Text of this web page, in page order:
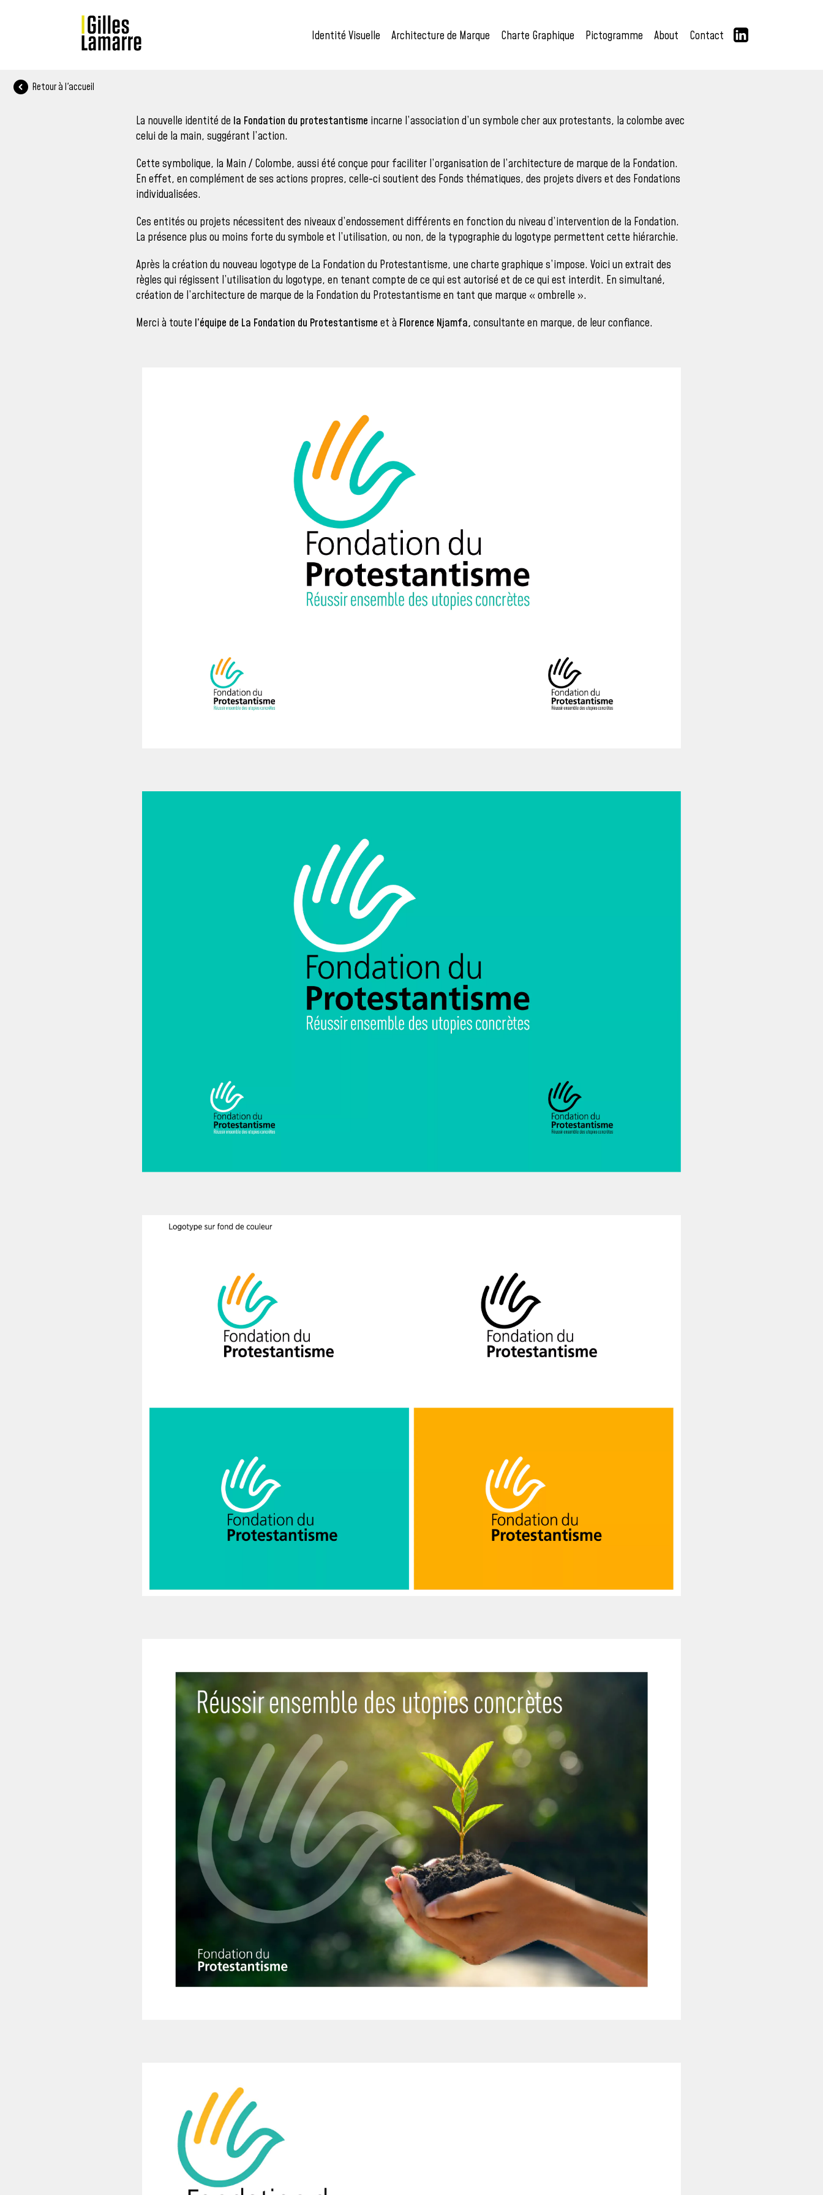
Identité Visuelle Architecture de Marque Charte Graphique Pictogramme About Contact
Retour à l'accueil
La nouvelle identité de la Fondation du protestantisme incarne l’association d’un symbole cher aux protestants, la colombe avec
celui de la main, suggérant l’action.
Cette symbolique, la Main / Colombe, aussi été conçue pour faciliter l’organisation de l’architecture de marque de la Fondation.
En effet, en complément de ses actions propres, celle-ci soutient des Fonds thématiques, des projets divers et des Fondations
individualisées.
Ces entités ou projets nécessitent des niveaux d’endossement différents en fonction du niveau d’intervention de la Fondation.
La présence plus ou moins forte du symbole et l’utilisation, ou non, de la typographie du logotype permettent cette hiérarchie.
Après la création du nouveau logotype de La Fondation du Protestantisme, une charte graphique s’impose. Voici un extrait des
règles qui régissent l’utilisation du logotype, en tenant compte de ce qui est autorisé et de ce qui est interdit. En simultané,
création de l’architecture de marque de la Fondation du Protestantisme en tant que marque « ombrelle ».
Merci à toute l’équipe de La Fondation du Protestantisme et à Florence Njamfa, consultante en marque, de leur confiance.